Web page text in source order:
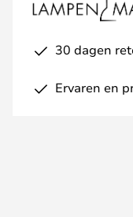
30 dagen
Ervaren en